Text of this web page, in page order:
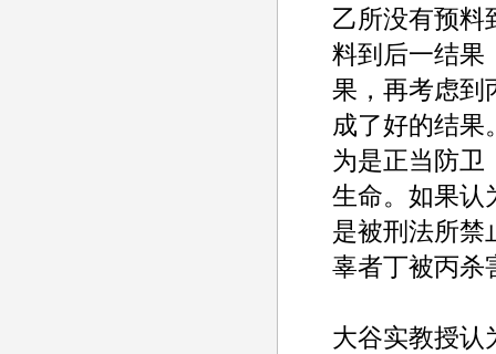
乙所没有预料
料到后一结果
果，再考虑到
成了好的结果
为是正当防卫
生命。如果认
是被刑法所禁
辜者丁被丙杀
大谷实教授认